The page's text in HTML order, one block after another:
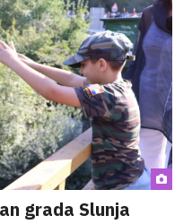
grada Slunja